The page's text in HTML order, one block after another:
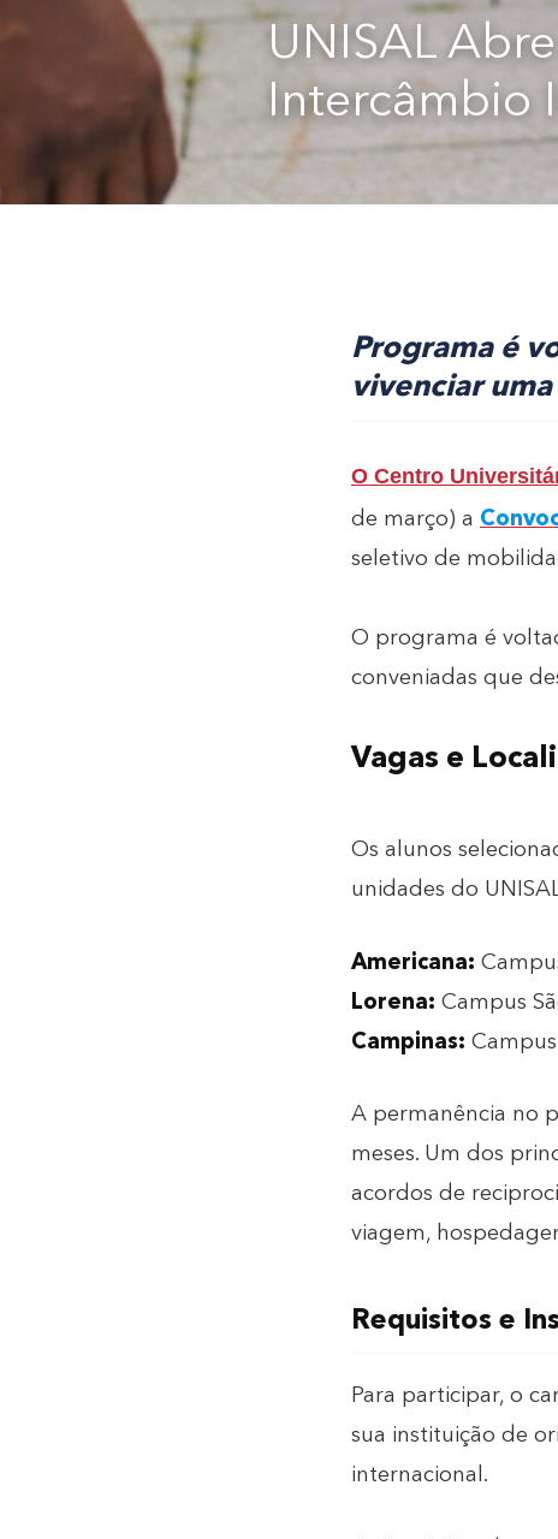
UNISAL
Intercâmbio
Programa é
vivenciar
O Centro
de março) a
seletivo de
O programa é
conveniadas que
Vagas e
Os alunos
unidades do
Americana:
Lorena: Campus
Campinas: Campus
A permanência no
meses. Um dos
acordos de
viagem,
Requisitos e
Para participar, o
sua instituição de
internacional .